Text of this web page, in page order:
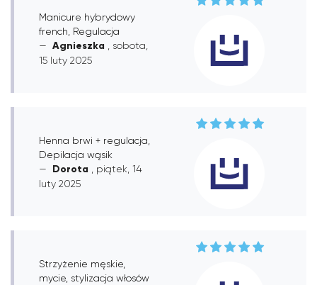
Manicure hybrydowy
french, Regulacja
Agnieszka
, sobota,
15 luty 2025
Henna brwi + regulacja,
Depilacja wąsik
Dorota
, piątek, 14
luty 2025
Strzyżenie męskie,
mycie, stylizacja włosów